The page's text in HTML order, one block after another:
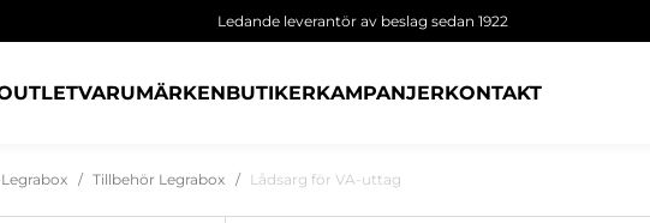
Ledande leverantör av beslag sedan 1922
VARUMÄRKENBUTIKERKAMPANJERKONTAKT
Tillbehör Legrabox Lådsarg för VA-uttag